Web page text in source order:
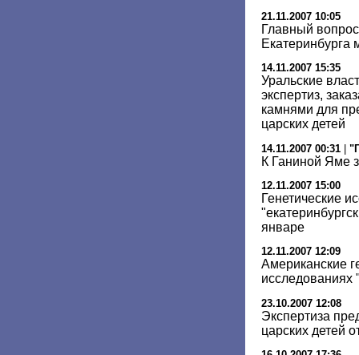
21.11.2007 10:05
Главный
14.11.2007 15:35
Уральские
экспертиз,
камнями для
царских детей
14.11.2007 00:31 |
К Ганиной Яме
12.11.2007 15:00
Генетические
январе
12.11.2007 12:09
Американские
исследованиях
23.10.2007 12:08
Экспертиза
царских детей